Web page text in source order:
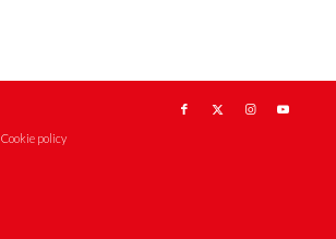
Cookie policy